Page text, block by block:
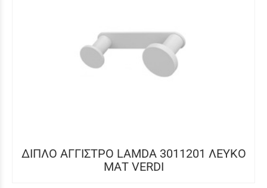
ΔΙΠΛΟ ΑΓΓΙΣΤΡΟ LAMDA 3011201 ΛΕΥΚΟ
ΜΑΤ VERDI